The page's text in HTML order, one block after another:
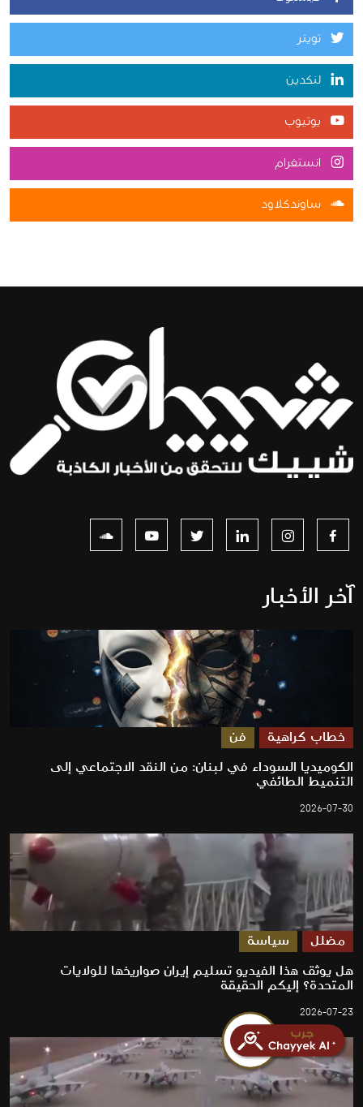
تويتر
لنكدين
يوتيوب
انستغرام
ساوندكلاود
آخر الأخبار
خطاب كراهية فن
الكوميديا السوداء في لبنان: من النقد الاجتماعي إلى
التنميط الطائفي
2026-07-30
مضلل سياسة
هل يوثق هذا الفيديو تسليم إيران صواريخها للولايات
المتحدة؟ إليكم الحقيقة
2026-07-23